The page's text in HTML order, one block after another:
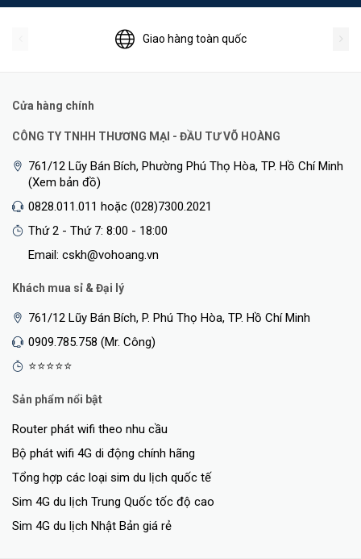
Giao hàng toàn quốc
Cửa hàng chính
CÔNG TY TNHH THƯƠNG MẠI - ĐẦU TƯ VÕ HOÀNG
761/12 Lũy Bán Bích, Phường Phú Thọ Hòa, TP. Hồ Chí Minh
(Xem bản đồ)
0828.011.011 hoặc (028)7300.2021
Thứ 2 - Thứ 7: 8:00 - 18:00
Email: cskh@vohoang.vn
Khách mua sỉ & Đại lý
761/12 Lũy Bán Bích, P. Phú Thọ Hòa, TP. Hồ Chí Minh
0909.785.758 (Mr. Công)
⭐⭐⭐⭐⭐
Sản phẩm nổi bật
Router phát wifi theo nhu cầu
Bộ phát wifi 4G di động chính hãng
Tổng hợp các loại sim du lịch quốc tế
Sim 4G du lịch Trung Quốc tốc độ cao
Sim 4G du lịch Nhật Bản giá rẻ